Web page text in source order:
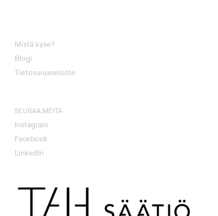
Mistä kyse?
Blogi
Tietosuojaseloste
SEURAA MEITÄ
Instagram
Facebook
LinkedIn